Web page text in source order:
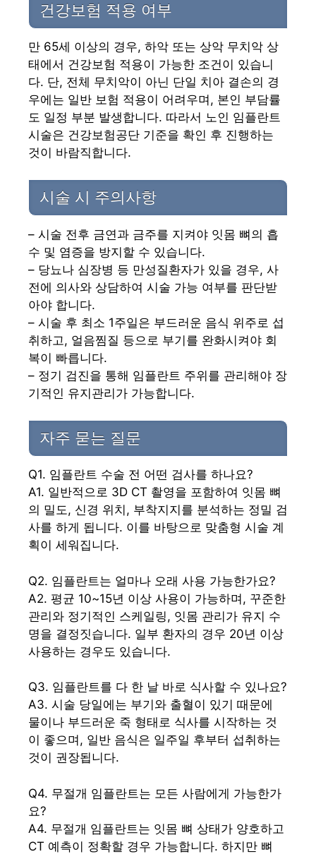
건강보험 적용 여부
만 65세 이상의 경우, 하악 또는 상악 무치악 상
태에서 건강보험 적용이 가능한 조건이 있습니
다. 단, 전체 무치악이 아닌 단일 치아 결손의 경
우에는 일반 보험 적용이 어려우며, 본인 부담률
도 일정 부분 발생합니다. 따라서 노인 임플란트
시술은 건강보험공단 기준을 확인 후 진행하는
것이 바람직합니다.
시술 시 주의사항
– 시술 전후 금연과 금주를 지켜야 잇몸 뼈의 흡
수 및 염증을 방지할 수 있습니다.
– 당뇨나 심장병 등 만성질환자가 있을 경우, 사
전에 의사와 상담하여 시술 가능 여부를 판단받
아야 합니다.
– 시술 후 최소 1주일은 부드러운 음식 위주로 섭
취하고, 얼음찜질 등으로 부기를 완화시켜야 회
복이 빠릅니다.
– 정기 검진을 통해 임플란트 주위를 관리해야 장
기적인 유지관리가 가능합니다.
자주 묻는 질문
Q1. 임플란트 수술 전 어떤 검사를 하나요?
A1. 일반적으로 3D CT 촬영을 포함하여 잇몸 뼈
의 밀도, 신경 위치, 부착지지를 분석하는 정밀 검
사를 하게 됩니다. 이를 바탕으로 맞춤형 시술 계
획이 세워집니다.
Q2. 임플란트는 얼마나 오래 사용 가능한가요?
A2. 평균 10~15년 이상 사용이 가능하며, 꾸준한
관리와 정기적인 스케일링, 잇몸 관리가 유지 수
명을 결정짓습니다. 일부 환자의 경우 20년 이상
사용하는 경우도 있습니다.
Q3. 임플란트를 다 한 날 바로 식사할 수 있나요?
A3. 시술 당일에는 부기와 출혈이 있기 때문에
물이나 부드러운 죽 형태로 식사를 시작하는 것
이 좋으며, 일반 음식은 일주일 후부터 섭취하는
것이 권장됩니다.
Q4. 무절개 임플란트는 모든 사람에게 가능한가
요?
A4. 무절개 임플란트는 잇몸 뼈 상태가 양호하고
CT 예측이 정확할 경우 가능합니다. 하지만 뼈